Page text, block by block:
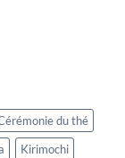
du thé
Kirimochi